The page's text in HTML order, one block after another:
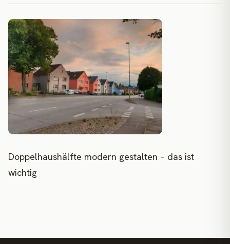
Doppelhaushälfte modern gestalten – das ist
wichtig